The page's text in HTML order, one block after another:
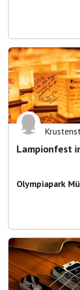
Lampionfest
Olympiapark